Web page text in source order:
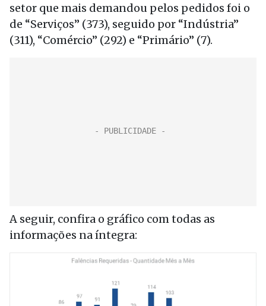
setor que mais demandou pelos pedidos foi o
de “Serviços” (373), seguido por “Indústria”
(311), “Comércio” (292) e “Primário” (7).
A seguir, confira o gráfico com todas as
informações na íntegra: